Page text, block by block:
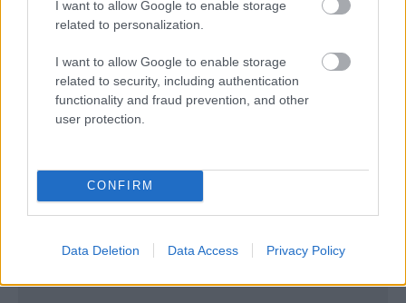
I want to allow Google to enable storage
related to personalization.
I want to allow Google to enable storage
related to security, including authentication
functionality and fraud prevention, and other
user protection.
CONFIRM
Data Deletion Data Access Privacy Policy
vyjsť draho. Ako ho ochrániť pred hnitím a škodcami?
clovek by cakal ze vysusene drahe drevo bolo predtym naparovane aby
sa zbavilo zarodkov skodcov...